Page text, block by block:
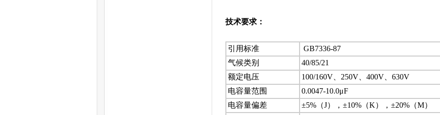
技术要求：
引用标准
GB7336-87
气候类别
40/85/21
额定电压
100/160V、250V、400V、630V
电容量范围
0.0047-10.0μF
电容量偏差
±5%（J），±10%（K），±20%（M）